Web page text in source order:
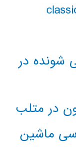
شونده در
در متلب
ماشین